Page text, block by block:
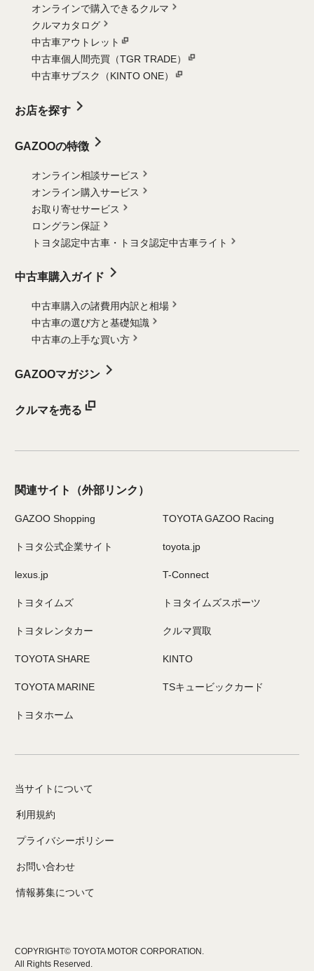
オンラインで購入できるクルマ
クルマカタログ
中古車アウトレット
中古車個人間売買（TGR TRADE）
中古車サブスク（KINTO ONE）
お店を探す
GAZOOの特徴
オンライン相談サービス
オンライン購入サービス
お取り寄せサービス
ロングラン保証
トヨタ認定中古車・
トヨタ認定中古車ライト
中古車購入ガイド
中古車購入の諸費用内訳と相場
中古車の選び方と基礎知識
中古車の上手な買い方
GAZOOマガジン
クルマを売る
関連サイト （外部リンク）
GAZOO Shopping TOYOTA GAZOO Racing
トヨタ公式企業サイト toyota.jp
lexus.jp T-Connect
トヨタイムズ トヨタイムズスポーツ
トヨタレンタカー クルマ買取
TOYOTA SHARE KINTO
TOYOTA MARINE TSキュービックカード
トヨタホーム
当サイトについて
利用規約
プライバシーポリシー
お問い合わせ
情報募集について
COPYRIGHT© TOYOTA MOTOR CORPORATION.
All Rights Reserved.